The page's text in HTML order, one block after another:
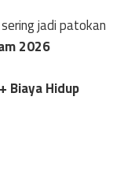
jadi patokan
2026
Biaya Hidup